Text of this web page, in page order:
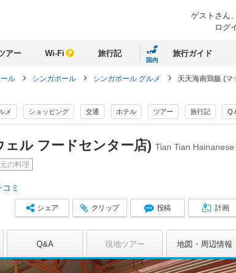
ゲストさん、
ログ
アー Wi-Fi 旅行記
国内
旅行ガイド
ル シンガポール シンガポール グルメ
天天海南鶏飯 (マ
メ ショッピング 交通 ホテル ツアー 旅行記 Q
ェル フードセンター店) Tian Tian Hainanese
の料理
ミ
シェア クリップ 投稿 計画
Q&A 現地ツアー 地図 周辺情報